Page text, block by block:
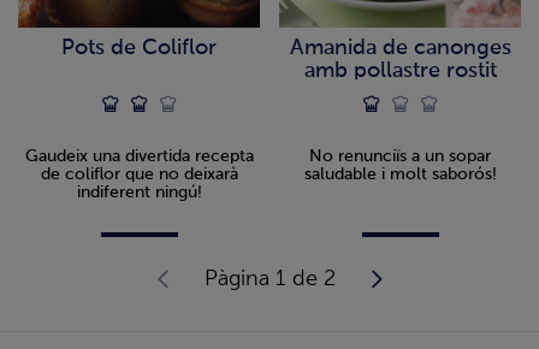
Pots de Coliflor
Gaudeix una divertida recepta
de coliflor que no deixarà
indiferent ningú!
Amanida de canonges
amb pollastre rostit
No renunciïs a un sopar
saludable i molt saborós!
Pàgina 1 de 2